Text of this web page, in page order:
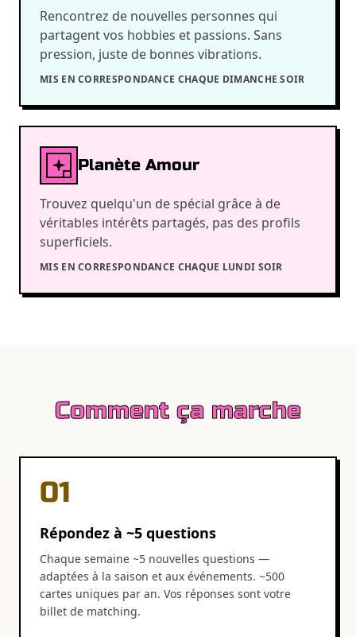
Rencontrez de nouvelles personnes qui
partagent vos hobbies et passions. Sans
pression, juste de bonnes vibrations.
MIS EN CORRESPONDANCE CHAQUE DIMANCHE SOIR
Planète Amour
Trouvez quelqu'un de spécial grâce à de
véritables intérêts partagés, pas des profils
superficiels.
MIS EN CORRESPONDANCE CHAQUE LUNDI SOIR
Comment ça marche
01
Répondez à ~5 questions
Chaque semaine ~5 nouvelles questions —
adaptées à la saison et aux événements. ~500
cartes uniques par an. Vos réponses sont votre
billet de matching.